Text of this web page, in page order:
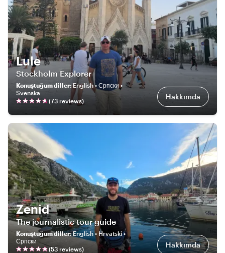
Lule
Stockholm Explorer
Konuştuğum diller:English • Српски •
Svenska
(73 reviews) Hakkımda
Zenid
The journalistic tour guide
Konuştuğum diller:English • Hrvatski •
Српски
(53 reviews) Hakkımda